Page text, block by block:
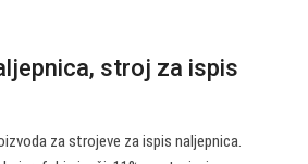
stroj za ispis
za strojeve za ispis naljepnica.